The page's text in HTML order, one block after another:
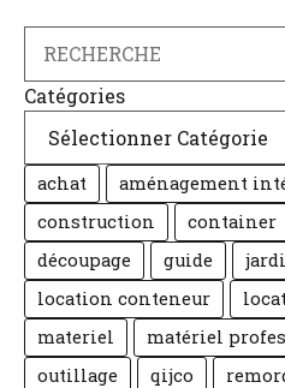
Catégories
achat aménagement
construction
container
découpage
guide
location conteneur
materiel
matériel
outillage
qijco